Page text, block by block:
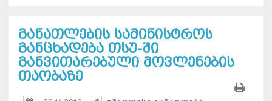
განათლების სამინისტროს
განცხადება თსუ-ში
განვითარებული მოვლენების
თაობაზე